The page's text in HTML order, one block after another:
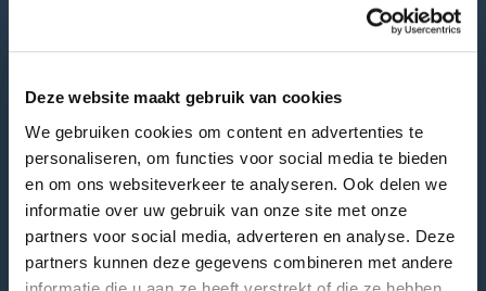
Deze website maakt gebruik van cookies
We gebruiken cookies om content en advertenties te
personaliseren, om functies voor social media te bieden
en om ons websiteverkeer te analyseren. Ook delen we
informatie over uw gebruik van onze site met onze
partners voor social media, adverteren en analyse. Deze
partners kunnen deze gegevens combineren met andere
GREEFA Headquarters
Visiting address
Langstraat 12
4196 JB Tricht | NL
+31 345 578 100